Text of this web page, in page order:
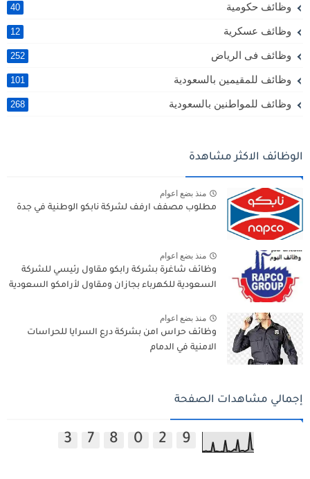
وظائف حكومية 40
وظائف عسكرية 12
وظائف فى الرياض 252
وظائف للمقيمين بالسعودية 101
وظائف للمواطنين بالسعودية 268
الوظائف الاكثر مشاهدة
منذ بضع اعوام
مطلوب مصفف ارفف لشركة نابكو الوطنية في جدة
منذ بضع اعوام
وظائف شاغرة بشركة رابكو مقاول رئيسي للشركة
السعودية للكهرباء بجازان ومقاول لأرامكو السعودية
منذ بضع اعوام
وظائف حراس امن بشركة درع السرايا للحراسات
الامنية في الدمام
إجمالي مشاهدات الصفحة
3 7 8 0 2 9